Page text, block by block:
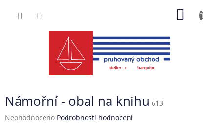
Námořní - obal na knihu 613
Průměrné
Neohodnoceno Podrobnosti hodnocení